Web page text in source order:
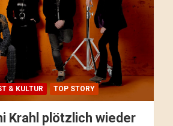
& KULTUR TOP STORY
Krahl plötzlich wieder